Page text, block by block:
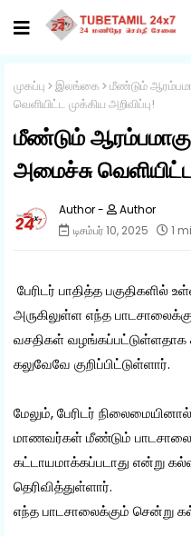
முகப்பு இலங்கை
மீண்டும்
வெளியிட்ட முக்கிய அறிவிப்பு!
மீண்டும்
அமைச்சு வெளியிட்ட
Author
டிசம்பர் 10, 2025
1
பேரிடர் பாதித்த
அருகிலுள்ள எந்த
வசதிகள்
கலுவேவே குறிப்பிட்டுள்ளார்.
மேலும், பேரிடர்
மாணவர்கள் மீண்டும்
கட்டாயமாக்கப்படாது என்று
தெரிவித்துள்ளார்.
எந்த பாடசாலைக்கும் சென்று